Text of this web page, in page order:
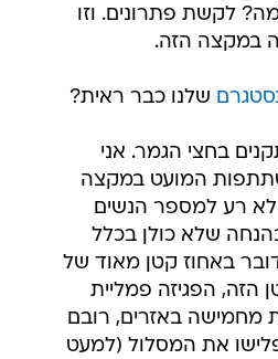
ישראל עונה 4. למה? לקשת פתרונים. וזו
במקצה הזה.
שלנו כבר ראית?
בחצי הגמר. אני
המועט במקצה
לא רע למספר הנשים
שלא כולן בכלל
באחוז קטן מאוד של
הזה, הפגיזה פמליית
מחמישה באזרים, רובם
את המסלול (למעט